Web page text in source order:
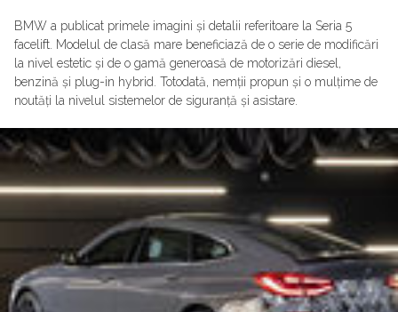
BMW a publicat primele imagini și detalii referitoare la Seria 5
facelift. Modelul de clasă mare beneficiază de o serie de modificări
la nivel estetic și de o gamă generoasă de motorizări diesel,
benzină și plug-in hybrid. Totodată, nemții propun și o mulțime de
noutăți la nivelul sistemelor de siguranță și asistare.